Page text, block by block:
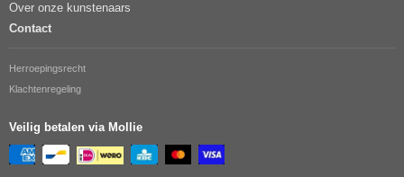
Over onze kunstenaars
Contact
Herroepingsrecht
Klachtenregeling
Veilig betalen via Mollie